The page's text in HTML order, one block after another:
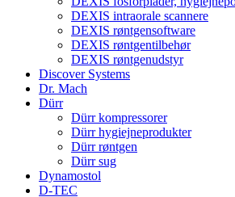
DEXIS intraorale scannere
DEXIS røntgensoftware
DEXIS røntgentilbehør
DEXIS røntgenudstyr
Discover Systems
Dr. Mach
Dürr
Dürr kompressorer
Dürr hygiejneprodukter
Dürr røntgen
Dürr sug
Dynamostol
D-TEC